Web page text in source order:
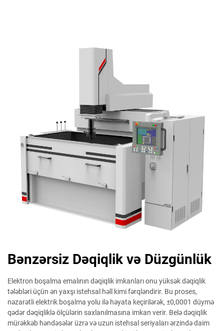
Bənzərsiz Dəqiqlik və Düzgünlük
Elektron boşalma emalının dəqiqlik imkanları onu yüksək dəqiqlik
tələbləri üçün ən yaxşı istehsal həll kimi fərqləndirir. Bu proses,
nəzarətli elektrik boşalma yolu ilə həyata keçirilərək, ±0,0001 düymə
qədər dəqiqliklə ölçülərin saxlanılmasına imkan verir. Belə dəqiqlik
mürəkkəb həndəsələr üzrə və uzun istehsal seriyaları ərzində daim